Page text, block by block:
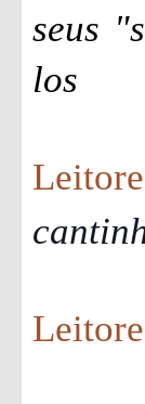
seus
los